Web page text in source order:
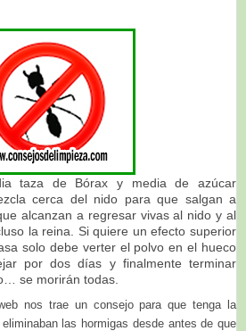
taza de Bórax y media de azúcar
cerca del nido para que salgan a
alcanzan a regresar vivas al nido y al
la reina. Si quiere un efecto superior
solo debe verter el polvo en el hueco
por dos días y finalmente terminar
se morirán todas.
nos trae un consejo para que tenga la
las hormigas desde antes de que